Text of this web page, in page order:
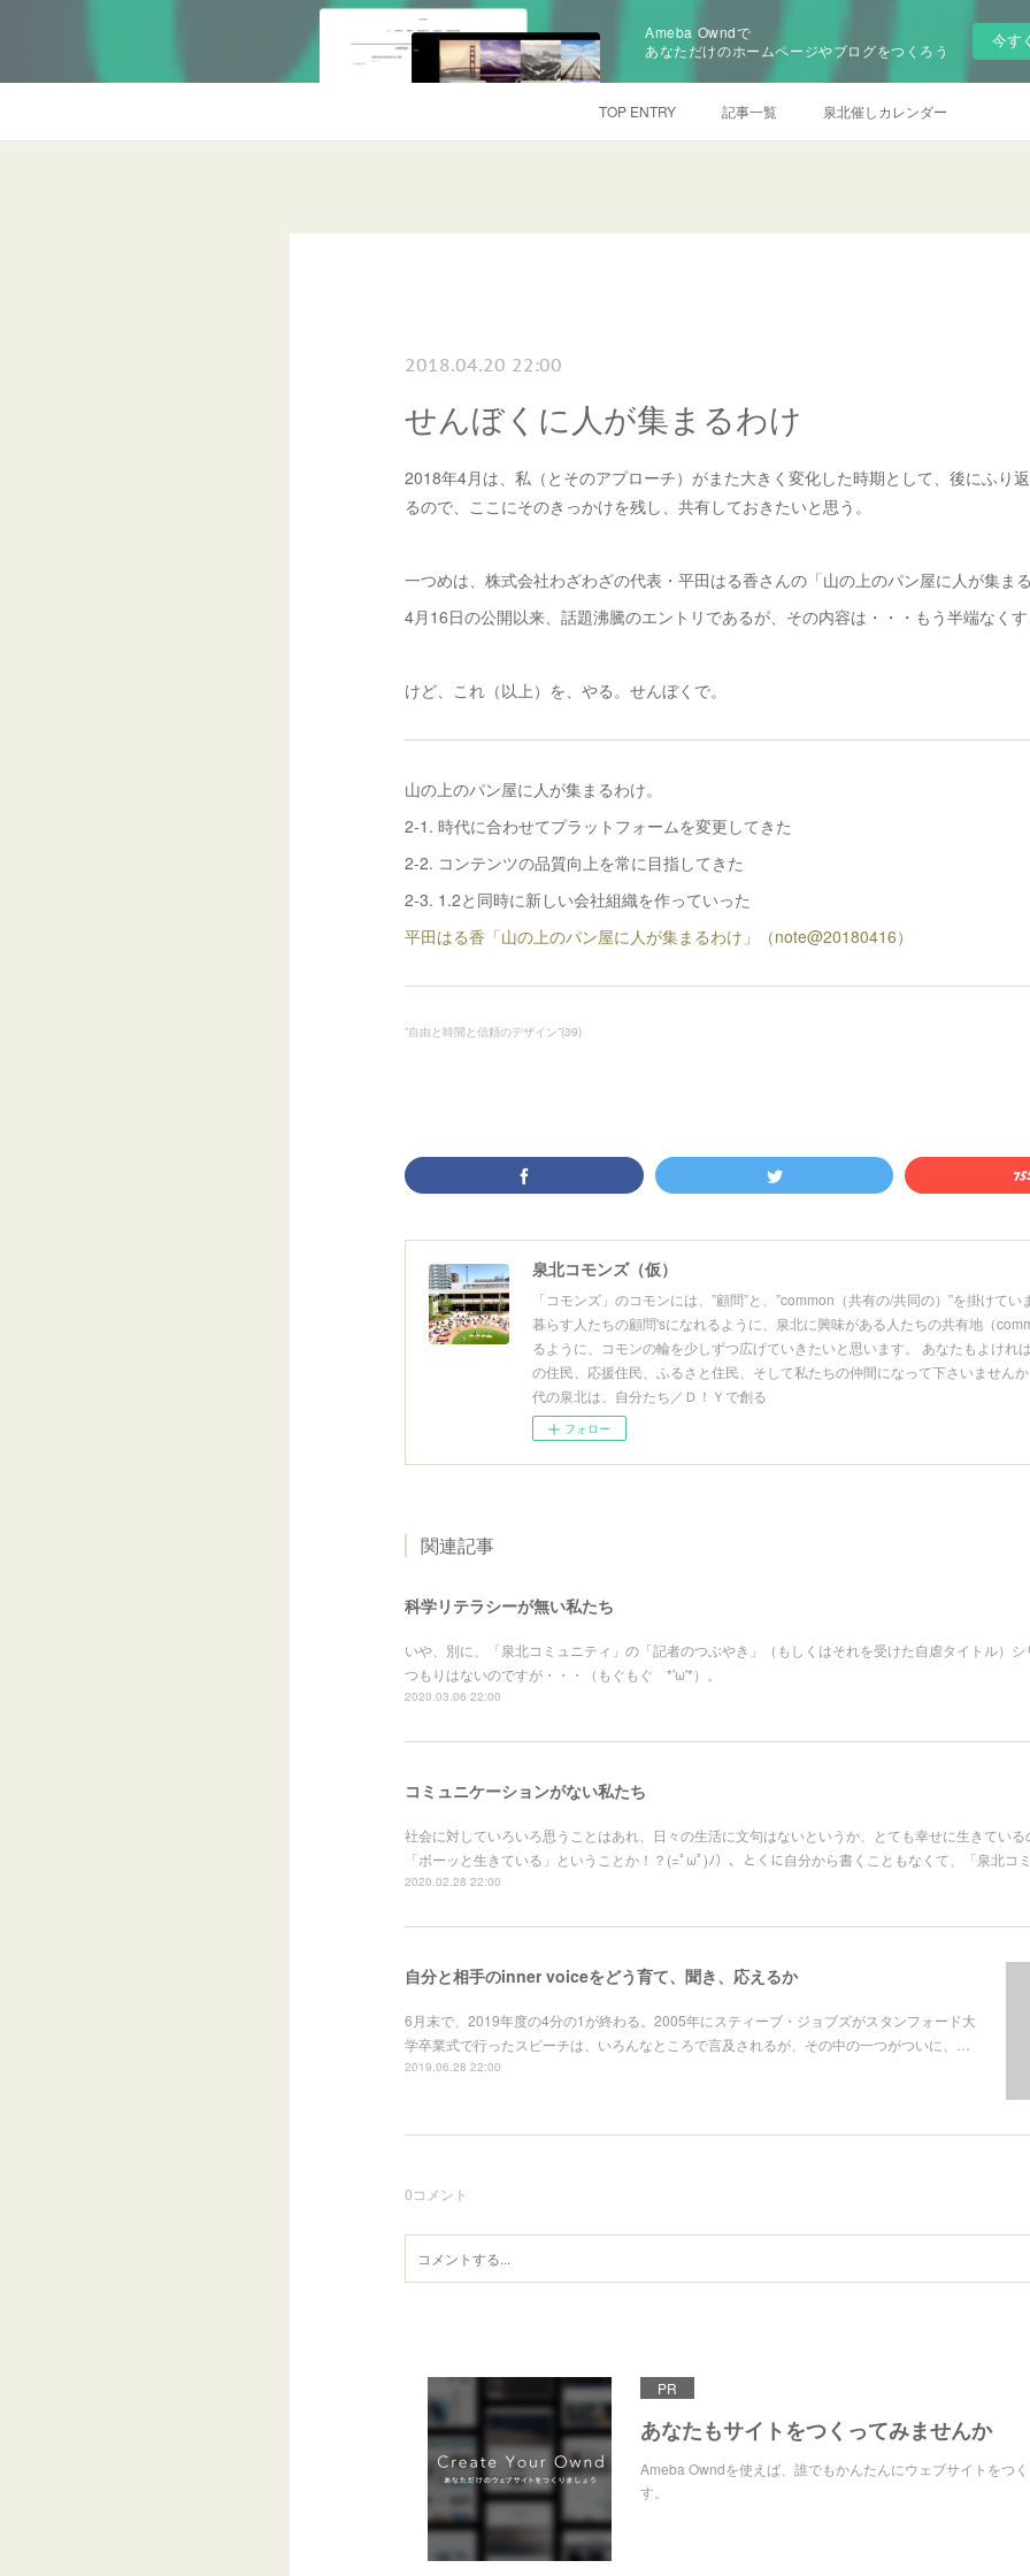
Ameba Owndで
あなただけのホームページやブログをつくろう
今す
TOP ENTRY 記事一覧 泉北催しカレンダー
2018.04.20 22:00
せんぼくに人が集まるわけ
2018年4月は、私（とそのアプローチ）がまた大きく変化した時期として、後にふり
るので、ここにそのきっかけを残し、共有しておきたいと思う。
一つめは、株式会社わざわざの代表・平田はる香さんの「山の上のパン屋に人が集まる
4月16日の公開以来、話題沸騰のエントリであるが、その内容は・・・もう半端なくす
けど、これ（以上）を、やる。せんぼくで。
山の上のパン屋に人が集まるわけ。
2-1. 時代に合わせてプラットフォームを変更してきた
2-2. コンテンツの品質向上を常に目指してきた
2-3. 1.2と同時に新しい会社組織を作っていった
平田はる香「山の上のパン屋に人が集まるわけ」（note@20180416）
”自由と時間と信頼のデザイン”(39)
泉北コモンズ（仮）
「コモンズ」のコモンには、”顧問”と、”common（共有の/共同の）”を掛けてい
暮らす人たちの顧問'sになれるように、泉北に興味がある人たちの共有地（
るように、コモンの輪を少しずつ広げていきたいと思います。 あなたもよけれ
の住民、応援住民、ふるさと住民、そして私たちの仲間になって下さいません
代の泉北は、自分たち／Ｄ！Ｙで創る
フォロー
関連記事
科学リテラシーが無い私たち
いや、別に、「泉北コミュニティ」の「記者のつぶやき」（もしくはそれを受けた自虐タイトル）
つもりはないのですが・・・（もぐもぐ *'ω'*）。
2020.03.06 22:00
コミュニケーションがない私たち
社会に対していろいろ思うことはあれ、日々の生活に文句はないというか、とても幸せに生きてい
「ボーッと生きている」ということか！？(=ﾟωﾟ)ﾉ）、とくに自分から書くこともなくて、「泉北コ
2020.02.28 22:00
自分と相手のinner voiceをどう育て、聞き、応えるか
6月末で、2019年度の4分の1が終わる。2005年にスティーブ・ジョブズがスタンフォード大
学卒業式で行ったスピーチは、いろんなところで言及されるが、その中の一つがついに、…
2019.06.28 22:00
0コメント
PR
あなたもサイトをつくってみませんか
Ameba Owndを使えば、誰でもかんたんにウェブサイトをつ
す。